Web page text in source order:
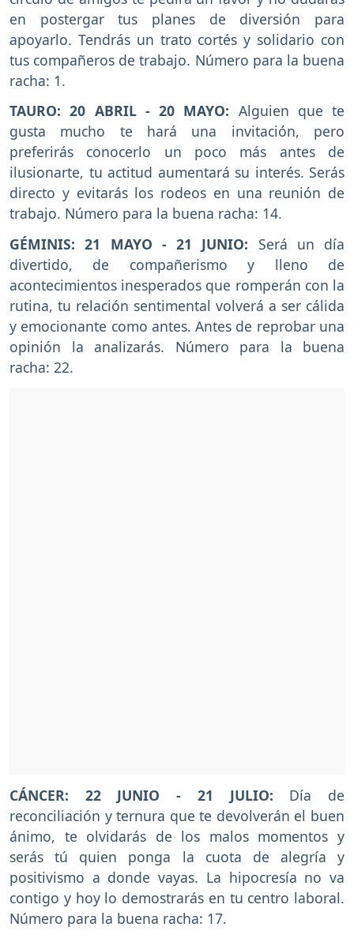
en postergar tus planes de diversión para
apoyarlo. Tendrás un trato cortés y solidario con
tus compañeros de trabajo. Número para la buena
racha: 1.
TAURO: 20 ABRIL - 20 MAYO: Alguien que te
gusta mucho te hará una invitación, pero
preferirás conocerlo un poco más antes de
ilusionarte, tu actitud aumentará su interés. Serás
directo y evitarás los rodeos en una reunión de
trabajo. Número para la buena racha: 14.
GÉMINIS: 21 MAYO - 21 JUNIO: Será un día
divertido, de compañerismo y lleno de
acontecimientos inesperados que romperán con la
rutina, tu relación sentimental volverá a ser cálida
y emocionante como antes. Antes de reprobar una
opinión la analizarás. Número para la buena
racha: 22.
CÁNCER: 22 JUNIO - 21 JULIO: Día de
reconciliación y ternura que te devolverán el buen
ánimo, te olvidarás de los malos momentos y
serás tú quien ponga la cuota de alegría y
positivismo a donde vayas. La hipocresía no va
contigo y hoy lo demostrarás en tu centro laboral.
Número para la buena racha: 17.